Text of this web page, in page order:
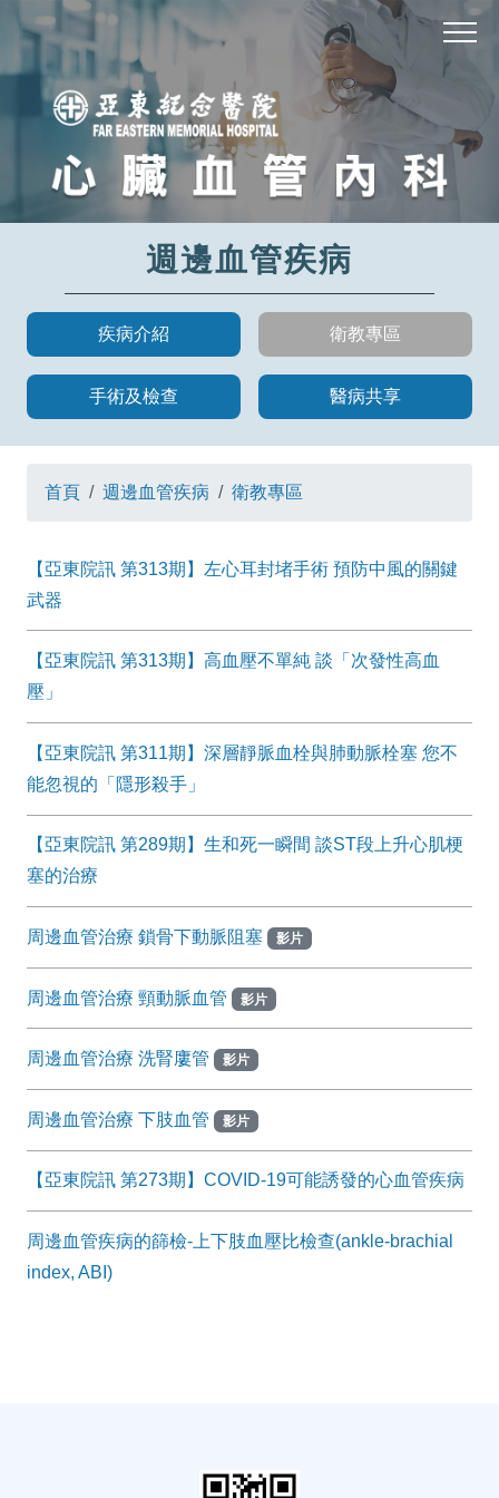
週邊血管疾病
疾病介紹 衛教專區
手術及檢查 醫病共享
首頁 週邊血管疾病 衛教專區
【亞東院訊 第313期】左心耳封堵手術 預防中風的關鍵
武器
【亞東院訊 第313期】高血壓不單純 談「次發性高血
壓」
【亞東院訊 第311期】深層靜脈血栓與肺動脈栓塞 您不
能忽視的「隱形殺手」
【亞東院訊 第289期】生和死一瞬間 談ST段上升心肌梗
塞的治療
周邊血管治療 鎖骨下動脈阻塞 影片
周邊血管治療 頸動脈血管 影片
周邊血管治療 洗腎廔管 影片
周邊血管治療 下肢血管 影片
【亞東院訊 第273期】COVID-19可能誘發的心血管疾病
周邊血管疾病的篩檢-上下肢血壓比檢查(ankle-brachial
index, ABI)